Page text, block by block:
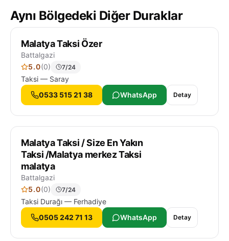
Aynı Bölgedeki Diğer Duraklar
Malatya Taksi Özer
Battalgazi
5.0(0) 7/24
Taksi — Saray
0533 515 21 38
WhatsApp Detay
Malatya Taksi / Size En Yakın
Taksi /Malatya merkez Taksi
malatya
Battalgazi
5.0(0) 7/24
Taksi Durağı — Ferhadiye
0505 242 71 13
WhatsApp Detay